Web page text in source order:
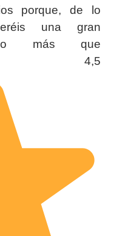
porque, de lo
una gran
más que
4,5